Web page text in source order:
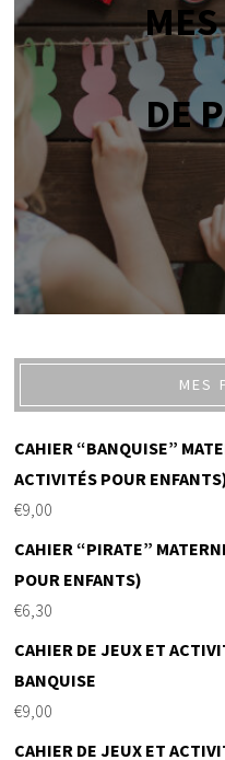
DE
MES
CAHIER “BANQUISE”
ACTIVITÉS POUR
€9,00
CAHIER “PIRATE”
POUR ENFANTS)
€6,30
CAHIER DE JEUX ET
BANQUISE
€9,00
CAHIER DE JEUX ET